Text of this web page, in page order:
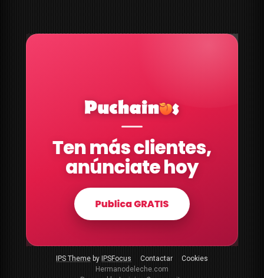
IPS ThemebyIPSFocus Contactar
Cookies
Hermanodeleche.com